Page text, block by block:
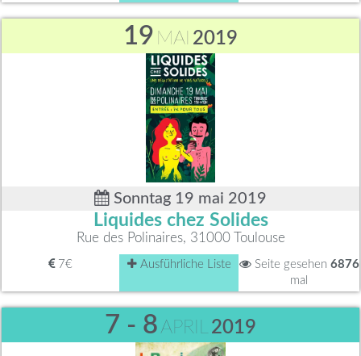
19 MAI 2019
Sonntag 19 mai 2019
Liquides chez Solides
Rue des Polinaires, 31000 Toulouse
7€ Ausführliche Liste Seite gesehen 6876
mal
7 - 8 APRIL 2019